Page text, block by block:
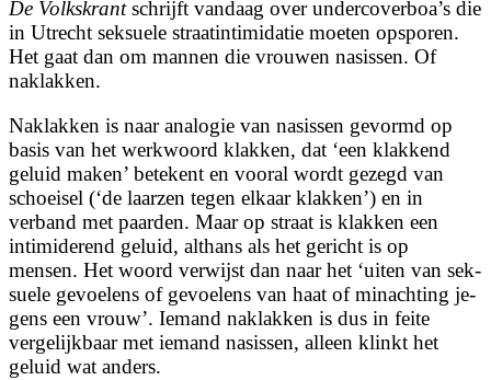
De Volkskrantschrijft vandaag over undercoverboa’s die
in Utrecht seksuele straatintimidatie moeten opsporen.
Het gaat dan om mannen die vrouwen nasissen. Of
naklakken.
Naklakken is naar analogie van nasissen gevormd op
basis van het werkwoord klakken, dat ‘een klakkend
geluid maken’ betekent en vooral wordt gezegd van
schoeisel (‘de laarzen tegen elkaar klakken’) en in
verband met paarden. Maar op straat is klakken een
intimiderend geluid, althans als het gericht is op
mensen. Het woord verwijst dan naar het ‘uiten van sek­
su­e­le ge­voe­lens of ge­voe­lens van haat of min­ach­ting je­
gens een vrouw’. Iemand naklakken is dus in feite
vergelijkbaar met iemand nasissen, alleen klinkt het
geluid wat anders.